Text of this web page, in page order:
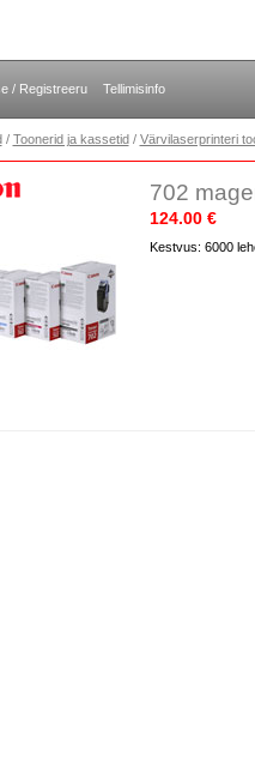
/ Registreeru Tellimisinfo
/ Toonerid ja kassetid/ Värvilaserprinteri
702
124.00 €
Kestvus: 6000